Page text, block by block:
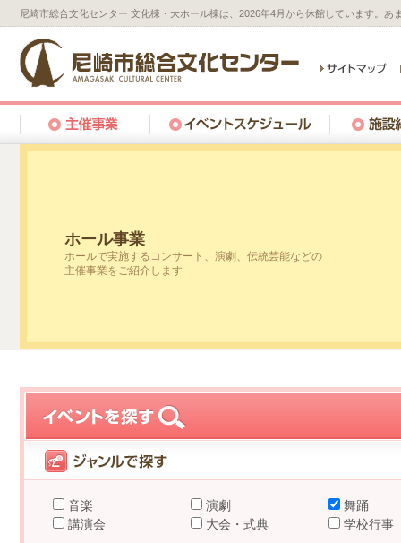
尼崎市総合文化センター 文化棟・大ホール棟は、2026年4月から休館しています。
ホール事業
ホールで実施するコンサート、演劇、伝統芸能などの
主催事業をご紹介します
音楽 演劇
舞踊
講演会
大会・式典 学校行事